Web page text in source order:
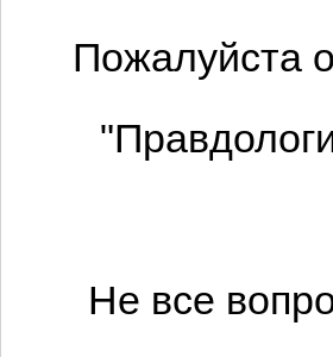
Пожалуйста
Не все